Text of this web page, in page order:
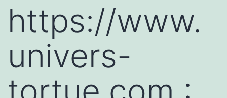
https://www.
univers-